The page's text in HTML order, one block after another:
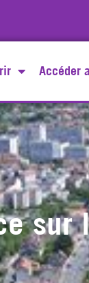
Accéder